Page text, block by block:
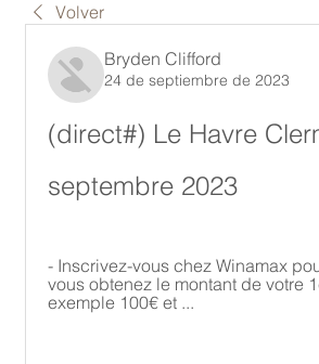
Volver
Bryden Clifford
24 de septiembre de 2023
(direct#) Le Havre
septembre 2023
- Inscrivez-vous chez Winamax
vous obtenez le montant de votre
exemple 100€ et ...